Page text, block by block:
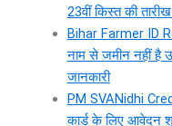
23वीं किस्त की
Bihar Farmer ID
नाम से जमीन नहीं है
जानकारी
PM SVANidhi
कार्ड के लिए आवेदन